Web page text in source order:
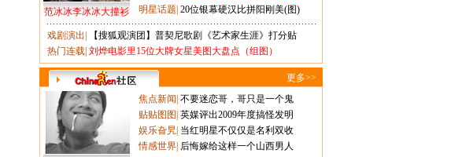
范冰冰李冰冰大撞衫
明星话题 20位银幕硬汉比拼阳刚美(图)
戏剧演出
【搜狐观演团】普契尼歌剧《艺术家生涯》打分贴
热门连载 刘烨电影里15位大牌女星美图大盘点（组图）
更多>>
焦点新闻 不要迷恋哥，哥只是一个鬼
贴贴图图 英媒评出2009年度搞怪发明
娱乐旮旯 当红明星不仅仅是名利双收
情感世界 后悔嫁给这样一个山西男人